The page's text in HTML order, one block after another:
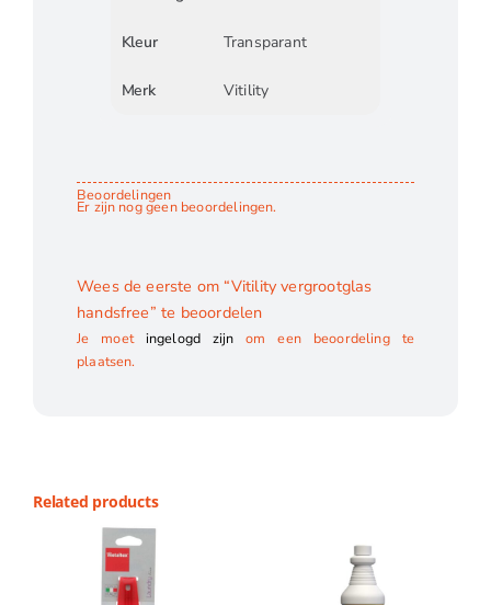
Kleur Transparant
Merk Vitility
Beoordelingen
Er zijn nog geen beoordelingen.
Wees de eerste om “Vitility vergrootglas
handsfree” te beoordelen
Je moet ingelogd zijn om een beoordeling te
plaatsen.
Related products